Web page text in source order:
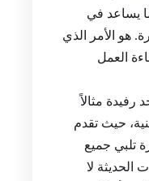
يساعد في
هو الأمر الذي
العمل
رفيدة مثالاً
حيث تقدم
تلبي جميع
الحديثة لا